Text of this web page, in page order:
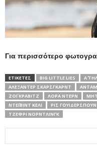
Για περισσότερο
ΕΤΙΚΕΤΕΣ BIG LITTLE LIES
Α΄
ΑΛΕΞΆΝΤΕΡ ΣΚΆΡΣΓΚΑΡΝΤ
ΖΌΙ ΚΡΆΒΙΤΖ
ΛΌΡΑ ΝΤΕΡΝ
ΝΤΈΙΒΙΝΤ ΚΈΛΙ
ΡΙΣ ΓΟΥΊΔΕΡΣΠΟΥΝ
ΤΖΈΦΡΙ ΝΌΡΝΤΛΙΝΓΚ